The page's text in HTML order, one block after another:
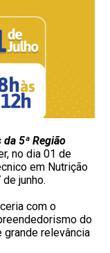
5ª Região
no dia 01 de
em Nutrição
junho.
com o
do
grande relevância